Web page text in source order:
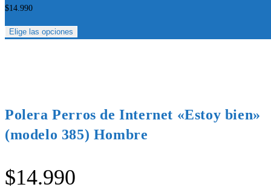
$14.990
Elige las opciones
Polera Perros de Internet «Estoy bien»
(modelo 385) Hombre
$14.990